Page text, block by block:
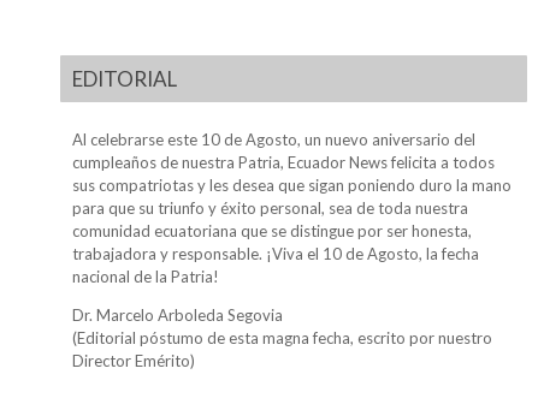
EDITORIAL
Al celebrarse este 10 de Agosto, un nuevo aniversario del
cumpleaños de nuestra Patria, Ecuador News felicita a todos
sus compatriotas y les desea que sigan poniendo duro la mano
para que su triunfo y éxito personal, sea de toda nuestra
comunidad ecuatoriana que se distingue por ser honesta,
trabajadora y responsable. ¡Viva el 10 de Agosto, la fecha
nacional de la Patria!
Dr. Marcelo Arboleda Segovia
(Editorial póstumo de esta magna fecha, escrito por nuestro
Director Emérito)